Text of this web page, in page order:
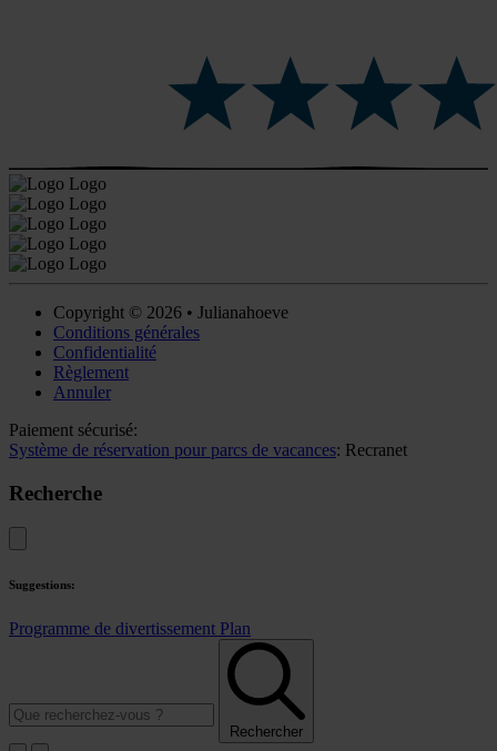
Copyright © 2026 • Julianahoeve
Conditions générales
Confidentialité
Règlement
Annuler
Paiement sécurisé:
Système de réservation pour parcs de vacances: Recranet
Recherche
Suggestions:
Programme de divertissement Plan
Rechercher